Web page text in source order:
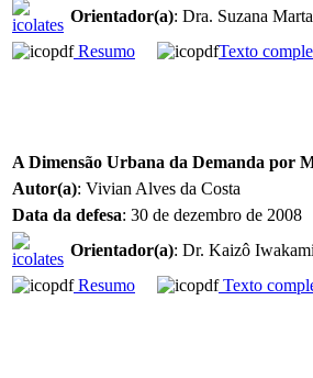
Orientador(a): Dra. Suzana
Resumo
Texto
A Dimensão Urbana da Demanda por
Autor(a): Vivian Alves da Costa
Data da defesa: 30 de dezembro de 2008
Orientador(a): Dr. Kaizô
Resumo
Texto